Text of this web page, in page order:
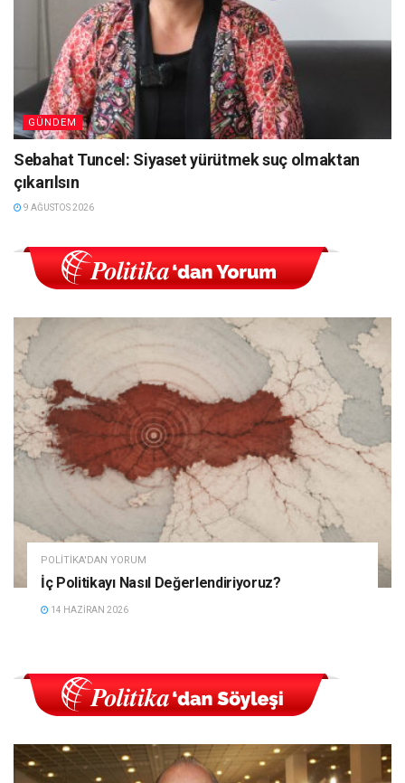
GÜNDEM
Sebahat Tuncel: Siyaset yürütmek suç olmaktan
çıkarılsın
9 AĞUSTOS 2026
POLITIKA'DAN YORUM
İç Politikayı Nasıl Değerlendiriyoruz?
14 HAZIRAN 2026